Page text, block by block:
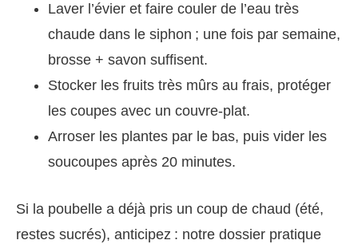
Laver l’évier et faire couler de l’eau très
chaude dans le siphon ; une fois par semaine,
brosse + savon suffisent.
Stocker les fruits très mûrs au frais, protéger
les coupes avec un couvre-plat.
Arroser les plantes par le bas, puis vider les
soucoupes après 20 minutes.
Si la poubelle a déjà pris un coup de chaud (été,
restes sucrés), anticipez : notre dossier pratique